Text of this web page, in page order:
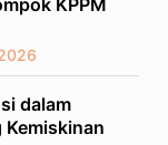
dalam
Kemiskinan